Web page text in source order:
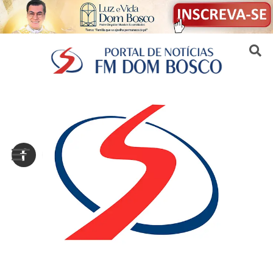
Sair da versão mobile